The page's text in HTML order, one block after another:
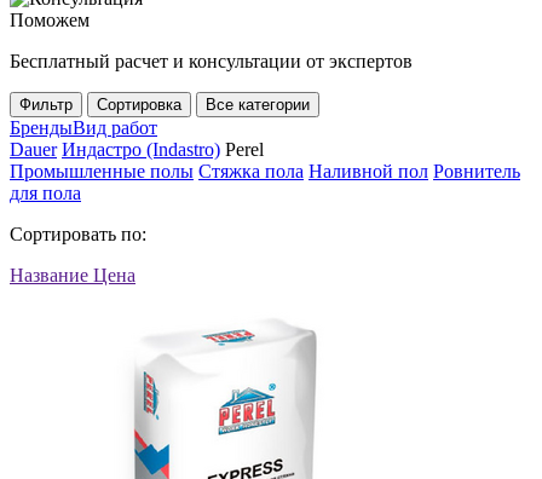
Поможем
Бесплатный расчет и консультации от экспертов
Фильтр Сортировка Все категории
БрендыВид работ
Dauer Индастро (Indastro) Perel
Промышленные полы Стяжка пола Наливной пол Ровнитель
для пола
Сортировать по:
Название Цена